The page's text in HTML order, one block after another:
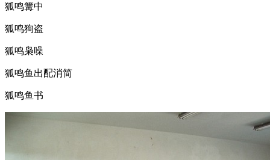
狐鸣篝中
狐鸣狗盗
狐鸣枭噪
狐鸣鱼出配消简
狐鸣鱼书